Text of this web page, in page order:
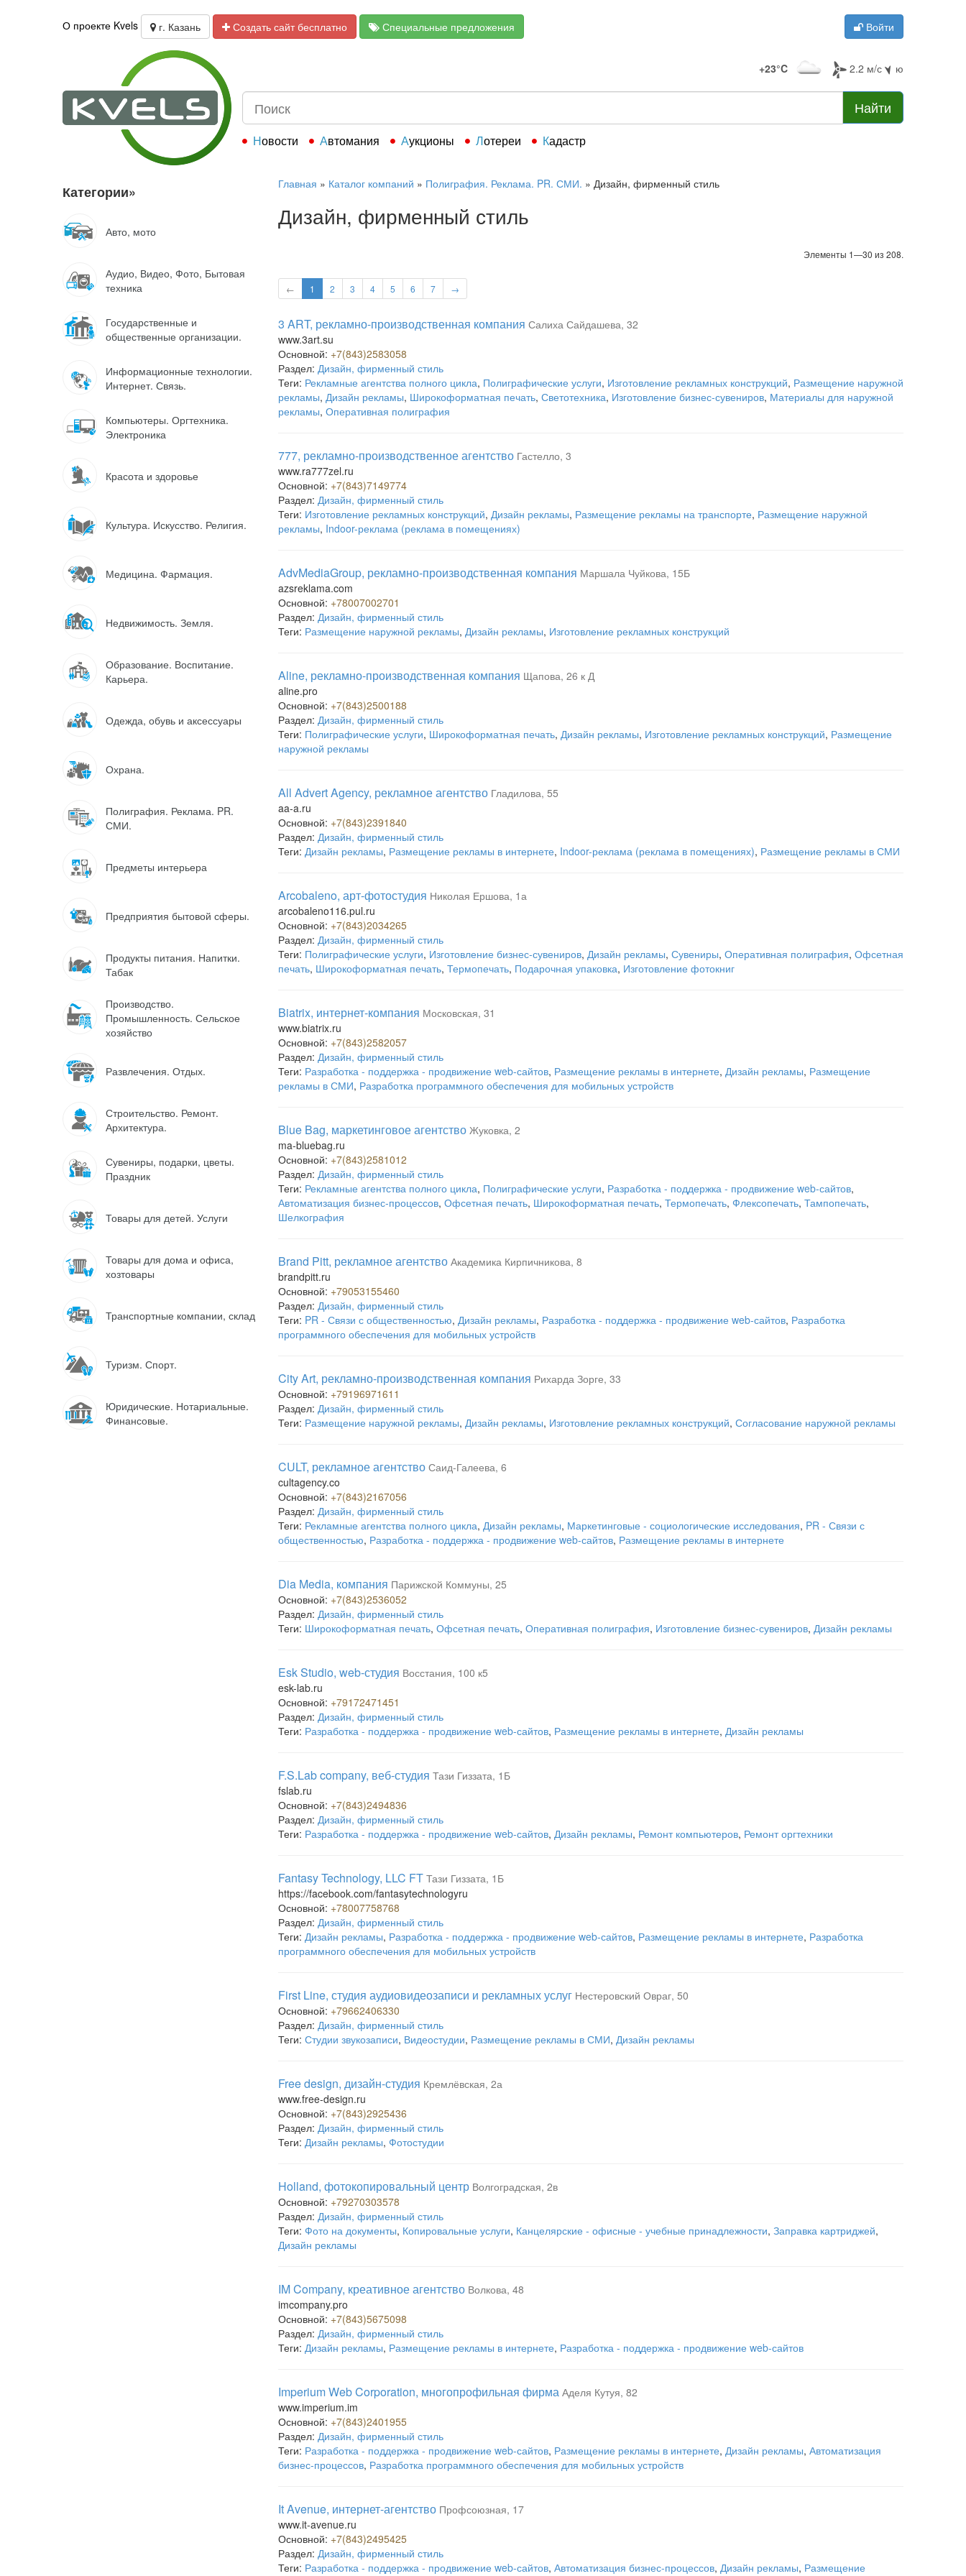
О проекте Kvels г. Казань Создать сайт бесплатно Специальные предложения Войти
+23°C 2.2 м/с ю
Найти
Новости Автомания Аукционы Лотереи Кадастр
Категории»
Авто, мото
Аудио, Видео, Фото, Бытовая
техника
Государственные и
общественные организации.
Информационные технологии.
Интернет. Связь.
Компьютеры. Оргтехника.
Электроника
Красота и здоровье
Культура. Искусство. Религия.
Медицина. Фармация.
Недвижимость. Земля.
Образование. Воспитание.
Карьера.
Одежда, обувь и аксессуары
Охрана.
Полиграфия. Реклама. PR.
СМИ.
Предметы интерьера
Предприятия бытовой сферы.
Продукты питания. Напитки.
Табак
Производство.
Промышленность. Сельское
хозяйство
Развлечения. Отдых.
Строительство. Ремонт.
Архитектура.
Сувениры, подарки, цветы.
Праздник
Товары для детей. Услуги
Товары для дома и офиса,
хозтовары
Транспортные компании, склад
Туризм. Спорт.
Юридические. Нотариальные.
Финансовые.
Главная » Каталог компаний » Полиграфия. Реклама. PR. СМИ. » Дизайн, фирменный стиль
Дизайн, фирменный стиль
Элементы 1—30 из 208.
← 1 2 3 4 5 6 7 →
3 ART, рекламно-производственная компания Салиха Сайдашева, 32
www.3art.su
Основной: +7(843)2583058
Раздел: Дизайн, фирменный стиль
Теги: Рекламные агентства полного цикла, Полиграфические услуги, Изготовление рекламных конструкций, Размещение наружной
рекламы, Дизайн рекламы, Широкоформатная печать, Светотехника, Изготовление бизнес-сувениров, Материалы для наружной
рекламы, Оперативная полиграфия
777, рекламно-производственное агентство Гастелло, 3
www.ra777zel.ru
Основной: +7(843)7149774
Раздел: Дизайн, фирменный стиль
Теги: Изготовление рекламных конструкций, Дизайн рекламы, Размещение рекламы на транспорте, Размещение наружной
рекламы, Indoor-реклама (реклама в помещениях)
AdvMediaGroup, рекламно-производственная компания Маршала Чуйкова, 15Б
azsreklama.com
Основной: +78007002701
Раздел: Дизайн, фирменный стиль
Теги: Размещение наружной рекламы, Дизайн рекламы, Изготовление рекламных конструкций
Aline, рекламно-производственная компания Щапова, 26 к Д
aline.pro
Основной: +7(843)2500188
Раздел: Дизайн, фирменный стиль
Теги: Полиграфические услуги, Широкоформатная печать, Дизайн рекламы, Изготовление рекламных конструкций, Размещение
наружной рекламы
All Advert Agency, рекламное агентство Гладилова, 55
aa-a.ru
Основной: +7(843)2391840
Раздел: Дизайн, фирменный стиль
Теги: Дизайн рекламы, Размещение рекламы в интернете, Indoor-реклама (реклама в помещениях), Размещение рекламы в СМИ
Arcobaleno, арт-фотостудия Николая Ершова, 1а
arcobaleno116.pul.ru
Основной: +7(843)2034265
Раздел: Дизайн, фирменный стиль
Теги: Полиграфические услуги, Изготовление бизнес-сувениров, Дизайн рекламы, Сувениры, Оперативная полиграфия, Офсетная
печать, Широкоформатная печать, Термопечать, Подарочная упаковка, Изготовление фотокниг
Biatrix, интернет-компания Московская, 31
www.biatrix.ru
Основной: +7(843)2582057
Раздел: Дизайн, фирменный стиль
Теги: Разработка - поддержка - продвижение web-сайтов, Размещение рекламы в интернете, Дизайн рекламы, Размещение
рекламы в СМИ, Разработка программного обеспечения для мобильных устройств
Blue Bag, маркетинговое агентство Жуковка, 2
ma-bluebag.ru
Основной: +7(843)2581012
Раздел: Дизайн, фирменный стиль
Теги: Рекламные агентства полного цикла, Полиграфические услуги, Разработка - поддержка - продвижение web-сайтов,
Автоматизация бизнес-процессов, Офсетная печать, Широкоформатная печать, Термопечать, Флексопечать, Тампопечать,
Шелкография
Brand Pitt, рекламное агентство Академика Кирпичникова, 8
brandpitt.ru
Основной: +79053155460
Раздел: Дизайн, фирменный стиль
Теги: PR - Связи с общественностью, Дизайн рекламы, Разработка - поддержка - продвижение web-сайтов, Разработка
программного обеспечения для мобильных устройств
City Art, рекламно-производственная компания Рихарда Зорге, 33
Основной: +79196971611
Раздел: Дизайн, фирменный стиль
Теги: Размещение наружной рекламы, Дизайн рекламы, Изготовление рекламных конструкций, Согласование наружной рекламы
CULT, рекламное агентство Саид-Галеева, 6
cultagency.co
Основной: +7(843)2167056
Раздел: Дизайн, фирменный стиль
Теги: Рекламные агентства полного цикла, Дизайн рекламы, Маркетинговые - социологические исследования, PR - Связи с
общественностью, Разработка - поддержка - продвижение web-сайтов, Размещение рекламы в интернете
Dia Media, компания Парижской Коммуны, 25
Основной: +7(843)2536052
Раздел: Дизайн, фирменный стиль
Теги: Широкоформатная печать, Офсетная печать, Оперативная полиграфия, Изготовление бизнес-сувениров, Дизайн рекламы
Esk Studio, web-студия Восстания, 100 к5
esk-lab.ru
Основной: +79172471451
Раздел: Дизайн, фирменный стиль
Теги: Разработка - поддержка - продвижение web-сайтов, Размещение рекламы в интернете, Дизайн рекламы
F.S.Lab company, веб-студия Тази Гиззата, 1Б
fslab.ru
Основной: +7(843)2494836
Раздел: Дизайн, фирменный стиль
Теги: Разработка - поддержка - продвижение web-сайтов, Дизайн рекламы, Ремонт компьютеров, Ремонт оргтехники
Fantasy Technology, LLC FT Тази Гиззата, 1Б
https://facebook.com/fantasytechnologyru
Основной: +78007758768
Раздел: Дизайн, фирменный стиль
Теги: Дизайн рекламы, Разработка - поддержка - продвижение web-сайтов, Размещение рекламы в интернете, Разработка
программного обеспечения для мобильных устройств
First Line, студия аудиовидеозаписи и рекламных услуг Нестеровский Овраг, 50
Основной: +79662406330
Раздел: Дизайн, фирменный стиль
Теги: Студии звукозаписи, Видеостудии, Размещение рекламы в СМИ, Дизайн рекламы
Free design, дизайн-студия Кремлёвская, 2а
www.free-design.ru
Основной: +7(843)2925436
Раздел: Дизайн, фирменный стиль
Теги: Дизайн рекламы, Фотостудии
Holland, фотокопировальный центр Волгоградская, 2в
Основной: +79270303578
Раздел: Дизайн, фирменный стиль
Теги: Фото на документы, Копировальные услуги, Канцелярские - офисные - учебные принадлежности, Заправка картриджей,
Дизайн рекламы
IM Company, креативное агентство Волкова, 48
imcompany.pro
Основной: +7(843)5675098
Раздел: Дизайн, фирменный стиль
Теги: Дизайн рекламы, Размещение рекламы в интернете, Разработка - поддержка - продвижение web-сайтов
Imperium Web Corporation, многопрофильная фирма Аделя Кутуя, 82
www.imperium.im
Основной: +7(843)2401955
Раздел: Дизайн, фирменный стиль
Теги: Разработка - поддержка - продвижение web-сайтов, Размещение рекламы в интернете, Дизайн рекламы, Автоматизация
бизнес-процессов, Разработка программного обеспечения для мобильных устройств
It Avenue, интернет-агентство Профсоюзная, 17
www.it-avenue.ru
Основной: +7(843)2495425
Раздел: Дизайн, фирменный стиль
Теги: Разработка - поддержка - продвижение web-сайтов, Автоматизация бизнес-процессов, Дизайн рекламы, Размещение